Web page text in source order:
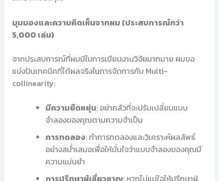
มุมมองและความคิดเห็นจากผม (ประสบการณ์กว่า
5,000 เล่ม)
จากประสบการณ์ที่ผมมีในการเขียนงานวิจัยมากมาย ผมขอ
แบ่งปันเทคนิคที่ได้ผลจริงในการจัดการกับ Multi-
collinearity:
มีความยืดหยุ่น: อย่ากลัวที่จะปรับเปลี่ยนแบบ
จำลองของคุณตามความจำเป็น
การทดลอง: ทำการทดลองและวิเคราะห์ผลลัพธ์
อย่างสม่ำเสมอเพื่อให้มั่นใจว่าแบบจำลองของคุณมี
ความแม่นยำ